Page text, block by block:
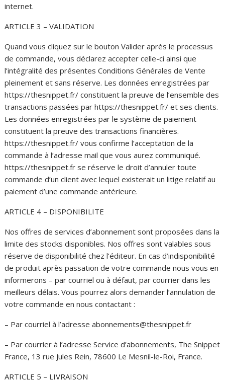
internet.
ARTICLE 3 – VALIDATION
Quand vous cliquez sur le bouton Valider après le processus
de commande, vous déclarez accepter celle-ci ainsi que
l’intégralité des présentes Conditions Générales de Vente
pleinement et sans réserve. Les données enregistrées par
https://thesnippet.fr/ constituent la preuve de l’ensemble des
transactions passées par https://thesnippet.fr/ et ses clients.
Les données enregistrées par le système de paiement
constituent la preuve des transactions financières.
https://thesnippet.fr/ vous confirme l’acceptation de la
commande à l’adresse mail que vous aurez communiqué.
https://thesnippet.fr se réserve le droit d’annuler toute
commande d’un client avec lequel existerait un litige relatif au
paiement d’une commande antérieure.
ARTICLE 4 – DISPONIBILITE
Nos offres de services d’abonnement sont proposées dans la
limite des stocks disponibles. Nos offres sont valables sous
réserve de disponibilité chez l’éditeur. En cas d’indisponibilité
de produit après passation de votre commande nous vous en
informerons – par courriel ou à défaut, par courrier dans les
meilleurs délais. Vous pourrez alors demander l’annulation de
votre commande en nous contactant :
– Par courriel à l’adresse abonnements@thesnippet.fr
– Par courrier à l’adresse Service d’abonnements, The Snippet
France, 13 rue Jules Rein, 78600 Le Mesnil-le-Roi, France.
ARTICLE 5 – LIVRAISON